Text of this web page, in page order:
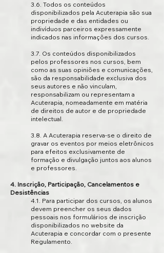
3.6. Todos os conteúdos
disponibilizados pela Acuterapia são sua
propriedade e das entidades ou
indivíduos parceiros expressamente
indicados nas informações dos cursos.
3.7. Os conteúdos disponibilizados
pelos professores nos cursos, bem
como as suas opiniões e comunicações,
são da responsabilidade exclusiva dos
seus autores e não vinculam,
responsabilizam ou representam a
Acuterapia, nomeadamente em matéria
de direitos de autor e de propriedade
intelectual.
3.8. A Acuterapia reserva-se o direito de
gravar os eventos por meios eletrônicos
para efeitos exclusivamente de
formação e divulgação juntos aos alunos
e professores.
4. Inscrição, Participação, Cancelamentos e
Desistências
4.1. Para participar dos cursos, os alunos
devem preencher os seus dados
pessoais nos formulários de inscrição
disponibilizados no website da
Acuterapia e concordar com o presente
Regulamento.